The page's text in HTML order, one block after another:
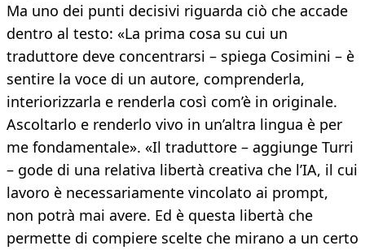
Ma uno dei punti decisivi riguarda ciò che accade
dentro al testo: «La prima cosa su cui un
traduttore deve concentrarsi – spiega Cosimini – è
sentire la voce di un autore, comprenderla,
interiorizzarla e renderla così com’è in originale.
Ascoltarlo e renderlo vivo in un’altra lingua è per
me fondamentale». «Il traduttore – aggiunge Turri
– gode di una relativa libertà creativa che l’IA, il cui
lavoro è necessariamente vincolato ai prompt,
non potrà mai avere. Ed è questa libertà che
permette di compiere scelte che mirano a un certo